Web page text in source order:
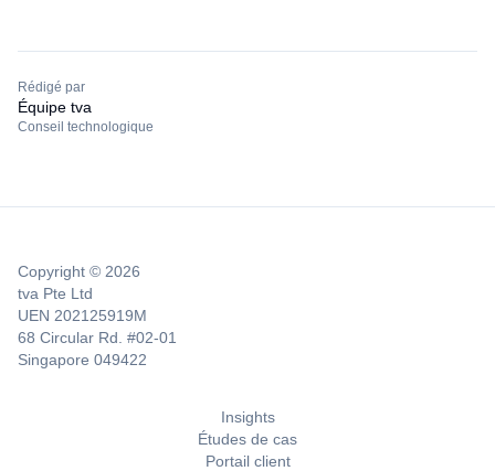
Rédigé par
Équipe tva
Conseil technologique
Copyright © 2026
tva Pte Ltd
UEN 202125919M
68 Circular Rd. #02-01
Singapore 049422
Insights
Études de cas
Portail client